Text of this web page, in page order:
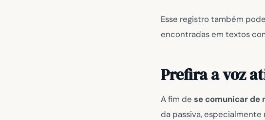
Esse registro também
encontradas em textos
Prefira a voz
A fim de se comunicar de
da passiva, especialmente